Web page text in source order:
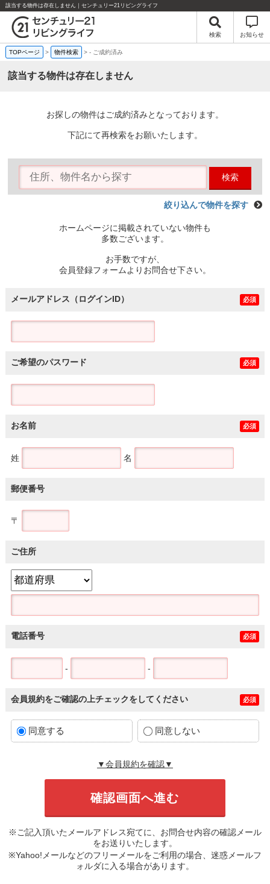
該当する物件は存在しません｜センチュリー21リビングライフ
検索 お知らせ
TOPページ > 物件検索 >- ご成約済み
該当する物件は存在しません
お探しの物件はご成約済みとなっております。
下記にて再検索をお願いたします。
検索
絞り込んで物件を探す
ホームページに掲載されていない物件も
多数ございます。
お手数ですが、
会員登録フォームよりお問合せ下さい。
メールアドレス（ログインID） 必須
ご希望のパスワード 必須
お名前 必須
姓 名
郵便番号
〒
ご住所
電話番号 必須
- -
会員規約をご確認の上チェックをしてください 必須
同意する 同意しない
▼会員規約を確認▼
※ご記入頂いたメールアドレス宛てに、お問合せ内容の確認メール
をお送りいたします。
※Yahoo!メールなどのフリーメールをご利用の場合、迷惑メールフ
ォルダに入る場合があります。